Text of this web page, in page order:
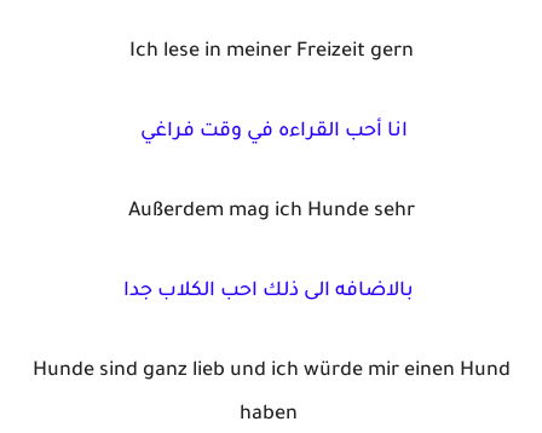
Ich lese in meiner Freizeit gern
انا أحب القراءه في وقت فراغي
Außerdem mag ich Hunde sehr
Hunde sind ganz lieb und ich würde mir einen Hund
haben